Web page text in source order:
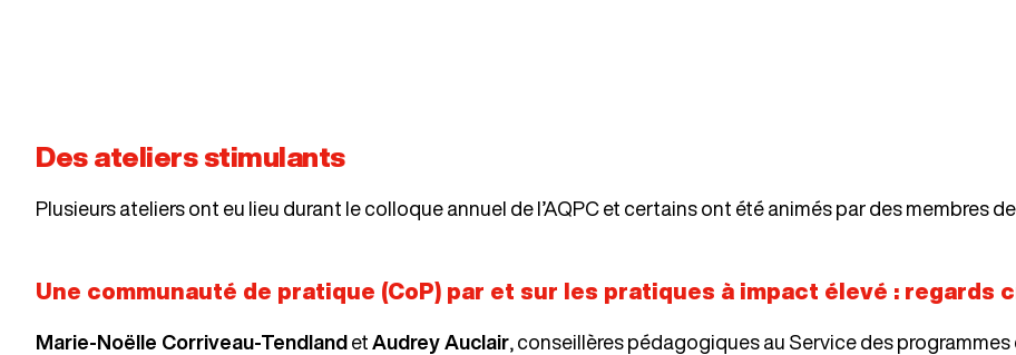
Des ateliers stimulants
Plusieurs ateliers ont eu lieu durant le colloque annuel de l’AQPC et certains ont été animés par des membres
Une communauté de pratique (CoP) par et sur les pratiques à impact élevé : regards
Marie-Noëlle Corriveau-Tendland et Audrey Auclair , conseillères pédagogiques au Service des